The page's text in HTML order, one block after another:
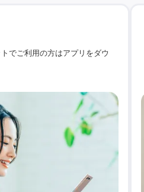
でご利用の方はアプリをダウ